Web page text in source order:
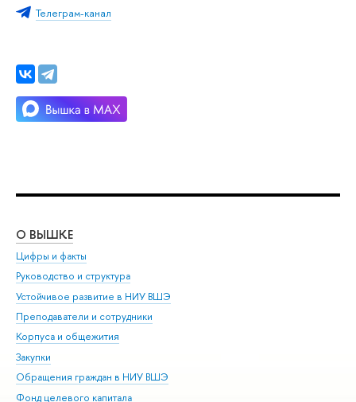
Телеграм-канал
О ВЫШКЕ
Цифры и факты
Руководство и структура
Устойчивое развитие в НИУ ВШЭ
Преподаватели и сотрудники
Корпуса и общежития
Закупки
Обращения граждан в НИУ ВШЭ
Фонд целевого капитала